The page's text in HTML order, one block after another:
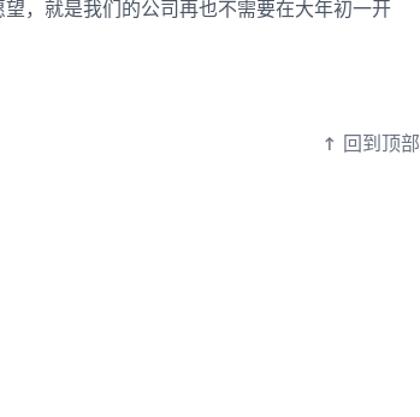
，就是我们的公司再也不需要在大年初一开
↑ 回到顶部